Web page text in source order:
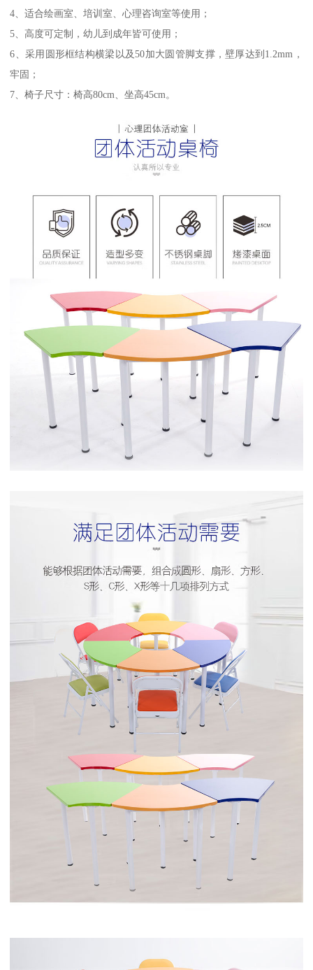
4、适合绘画室、培训室、心理咨询室等使用；
5、高度可定制，幼儿到成年皆可使用；
6、采用圆形框结构横梁以及50加大圆管脚支撑，壁厚达到1.2mm，
牢固；
7、椅子尺寸：椅高80cm、坐高45cm。